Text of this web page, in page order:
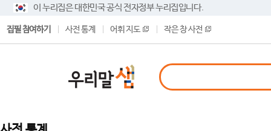
이 누리집은 대한민국 공식 전자정부 누리집입니다.
집필 참여하기 사전 통계 어휘 지도 작은 창 사전